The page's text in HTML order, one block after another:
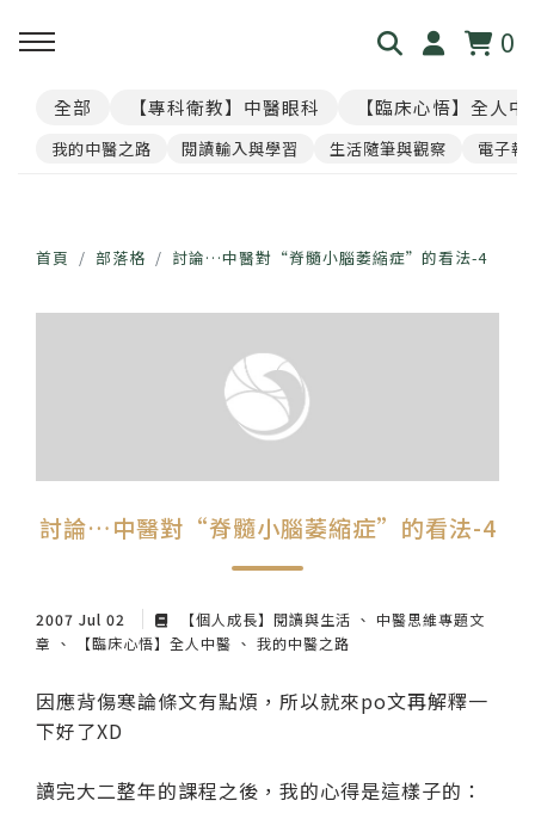
0
回主選單
我是林佑彥
回主選單
👁️ 共感・視覺模擬館
📊 天地人．養生儀表板
回主選單
🧘 光流導引．雲端禪房
回主選單
看見現象．衛教文章
💊 透視用藥．中西藥典
紙本陪伴．眼癒力
聆聽共鳴．講座紀實
回主選單
尋找祥峻
全部 【專科衛教】中醫眼科 【臨床心悟】全人中
我的中醫之路 閱讀輸入與學習 生活隨筆與觀察 電子報
首頁 部落格 討論…中醫對“脊髓小腦萎縮症”的看法-4
討論…中醫對“脊髓小腦萎縮症”的看法-4
2007 Jul 02 【個人成長】閱讀與生活
中醫思維專題文
章
【臨床心悟】全人中醫 我的中醫之路
因應背傷寒論條文有點煩，所以就來po文再解釋一
下好了XD
讀完大二整年的課程之後，我的心得是這樣子的：